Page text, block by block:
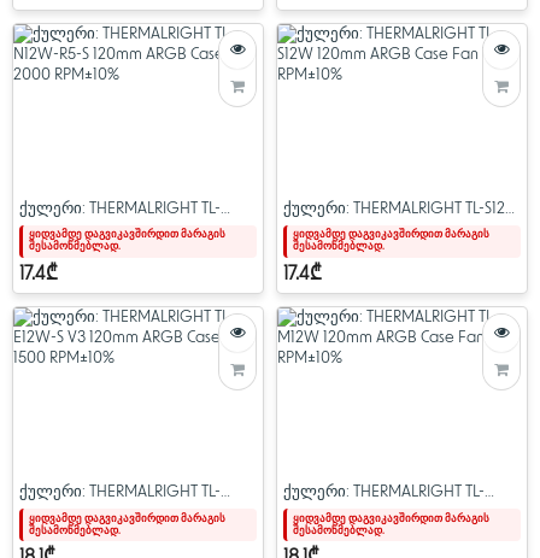
ქულერი: THERMALRIGHT TL-
N12W-R5-S 120mm ARGB Case
Fan 2000 RPM±10%
ყიდვამდე დაგვიკავშირდით მარაგის
შესამოწმებლად.
17.4₾
ქულერი: THERMALRIGHT TL-S12W
120mm ARGB Case Fan 1500
RPM±10%
ყიდვამდე დაგვიკავშირდით მარაგის
შესამოწმებლად.
17.4₾
ქულერი: THERMALRIGHT TL-
E12W-S V3 120mm ARGB Case Fan
1500 RPM±10%
ყიდვამდე დაგვიკავშირდით მარაგის
შესამოწმებლად.
ქულერი: THERMALRIGHT TL-
M12W 120mm ARGB Case Fan
1500 RPM±10%
ყიდვამდე დაგვიკავშირდით მარაგის
შესამოწმებლად.